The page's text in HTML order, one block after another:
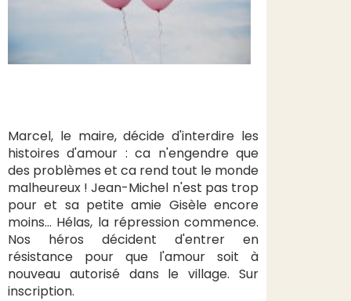
Marcel, le maire, décide d'interdire les
histoires d'amour : ca n'engendre que
des problèmes et ca rend tout le monde
malheureux ! Jean-Michel n'est pas trop
pour et sa petite amie Gisèle encore
moins… Hélas, la répression commence.
Nos héros décident d'entrer en
résistance pour que l'amour soit à
nouveau autorisé dans le village. Sur
inscription.